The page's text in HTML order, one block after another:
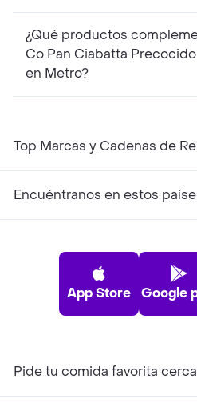
¿Qué productos
Co Pan Ciabatta
en Metro?
Top Marcas y Cadenas de
Encuéntranos en estos
App Store Google
Pide tu comida favorita